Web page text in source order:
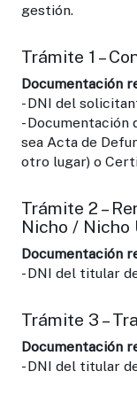
gestión.
Trámite 1 –
Documentación
- DNI del
- Documentación
sea Acta de
otro lugar) o
Trámite 2 –
Nicho / Nicho
Documentación
- DNI del titular
Trámite 3 –
Documentación
- DNI del titular